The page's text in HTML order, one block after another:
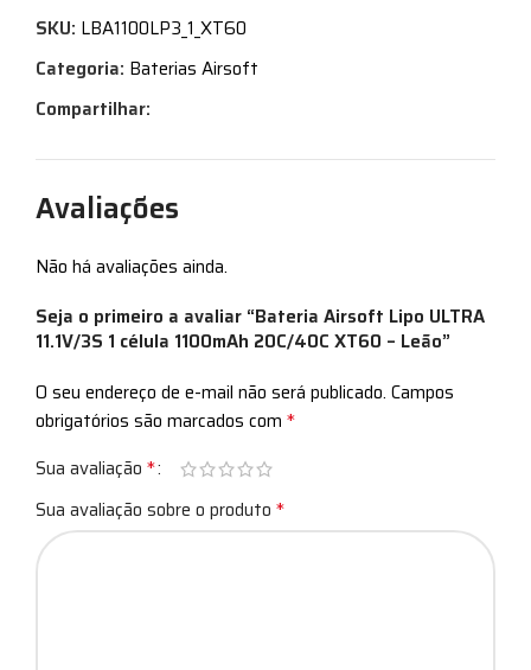
SKU: LBA1100LP3_1_XT60
Categoria: Baterias Airsoft
Compartilhar:
Avaliações
Não há avaliações ainda.
Seja o primeiro a avaliar “Bateria Airsoft Lipo ULTRA
11.1V/3S 1 célula 1100mAh 20C/40C XT60 – Leão”
O seu endereço de e-mail não será publicado. Campos
obrigatórios são marcados com *
Sua avaliação *
Sua avaliação sobre o produto *